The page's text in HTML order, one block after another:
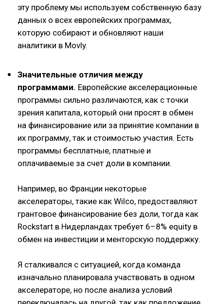
эту проблему мы используем собственную базу
данных о всех европейских программах,
которую собирают и обновляют наши
аналитики в Movly.
Значительные отличия между
программами. Европейские акселерационные
программы сильно различаются, как с точки
зрения капитала, который они просят в обмен
на финансирование или за принятие компании в
их программу, так и стоимостью участия. Есть
программы бесплатные, платные и
оплачиваемые за счет доли в компании.
Например, во Франции некоторые
акселераторы, такие как Wilco, предоставляют
грантовое финансирование без доли, тогда как
Rockstart в Нидерландах требует 6–8% equity в
обмен на инвестиции и менторскую поддержку.
Я сталкивался с ситуацией, когда команда
изначально планировала участвовать в одном
акселераторе, но после анализа условий